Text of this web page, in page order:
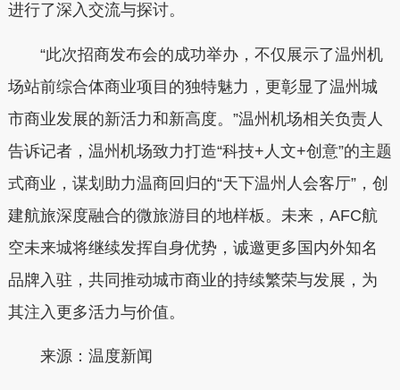
进行了深入交流与探讨。
“此次招商发布会的成功举办，不仅展示了温州机
场站前综合体商业项目的独特魅力，更彰显了温州城
市商业发展的新活力和新高度。”温州机场相关负责人
告诉记者，温州机场致力打造“科技+人文+创意”的主题
式商业，谋划助力温商回归的“天下温州人会客厅”，创
建航旅深度融合的微旅游目的地样板。未来，AFC航
空未来城将继续发挥自身优势，诚邀更多国内外知名
品牌入驻，共同推动城市商业的持续繁荣与发展，为
其注入更多活力与价值。
来源：温度新闻